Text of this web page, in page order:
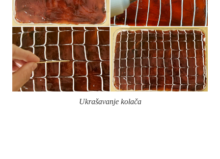
Ukrašavanje kolača